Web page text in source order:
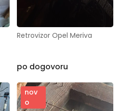
Retrovizor Opel Meriva
po dogovoru
nov
o